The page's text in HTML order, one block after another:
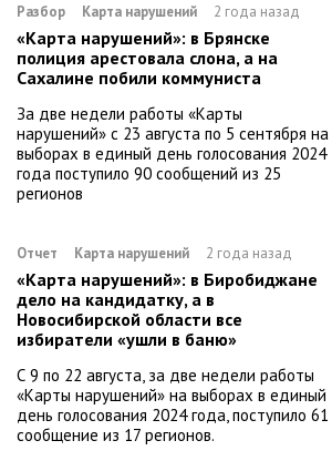
Разбор Карта нарушений 2 года назад
«Карта нарушений»: в Брянске
полиция арестовала слона, а на
Сахалине побили коммуниста
За две недели работы «Карты
нарушений» с 23 августа по 5 сентября на
выборах в единый день голосования 2024
года поступило 90 сообщений из 25
регионов
Отчет Карта нарушений 2 года назад
«Карта нарушений»: в Биробиджане
дело на кандидатку, а в
Новосибирской области все
избиратели «ушли в баню»
С 9 по 22 августа, за две недели работы
«Карты нарушений» на выборах в единый
день голосования 2024 года, поступило 61
сообщение из 17 регионов.